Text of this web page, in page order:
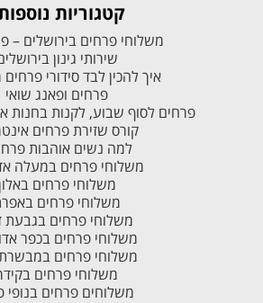
קטגוריות
משלוחי פרחים בירושלים –
שירותי גינון
איך להכין לבד סידורי
פרחים ופאנג שואי
פרחים לסוף שבוע, לקנות בחנות
קורס שזירת פרחים
למה נשים אוהבות
משלוחי פרחים במעלה
משלוחי פרחים
משלוחי פרחים
משלוחי פרחים בגבעת
משלוחי פרחים בכפר
משלוחי פרחים במבשרת
משלוחי פרחים
משלוחים פרחים בנופי